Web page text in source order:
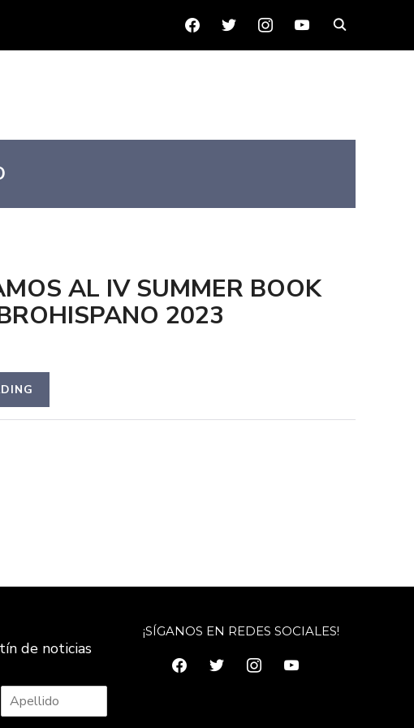
FACEBOOKTWITTERINSTAGRAMYOUTUBE
AL IV SUMMER BOOK
2023
de noticias
¡SÍGANOS EN REDES SOCIALES!
facebooktwitterinstagramyoutube